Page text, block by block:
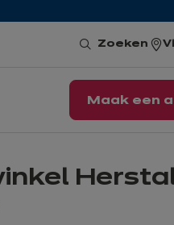
Zoeken
Maak een